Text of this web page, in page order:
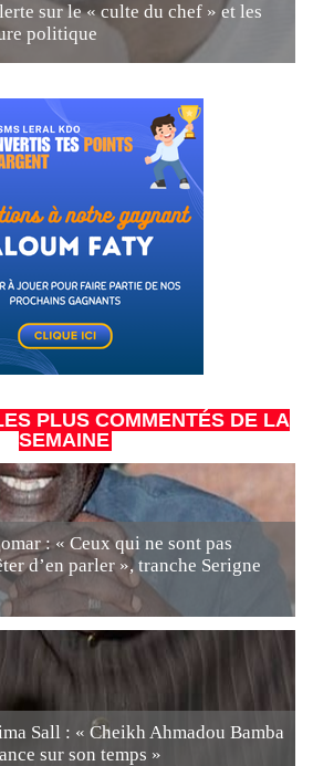
sur le « culte du chef » et les
politique
PLUS COMMENTÉS DE LA
SEMAINE
: « Ceux qui ne sont pas
d’en parler », tranche Serigne
Sall : « Cheikh Ahmadou Bamba
sur son temps »